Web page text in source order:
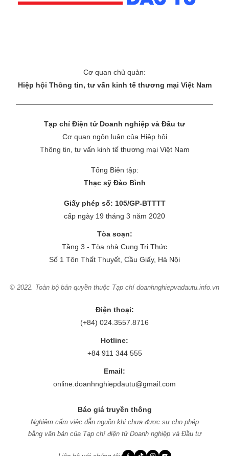
Cơ quan chủ quản:
Hiệp hội Thông tin, tư vấn kinh tế thương mại Việt Nam
Tạp chí Điện tử Doanh nghiệp và Đầu tư
Cơ quan ngôn luận của Hiệp hội
Thông tin, tư vấn kinh tế thương mại Việt Nam
Tổng Biên tập:
Thạc sỹ Đào Bình
Giấy phép số: 105/GP-BTTTT
cấp ngày 19 tháng 3 năm 2020
Tòa soạn:
Tầng 3 - Tòa nhà Cung Tri Thức
Số 1 Tôn Thất Thuyết, Cầu Giấy, Hà Nội
© 2022. Toàn bộ bản quyền thuộc Tạp chí doanhnghiepvadautu.info.vn
Điện thoại:
(+84) 024.3557.8716
Hotline:
+84 911 344 555
Email:
online.doanhnghiepdautu@gmail.com
Báo giá truyền thông
Nghiêm cấm việc dẫn nguồn khi chưa được sự cho phép
bằng văn bản của Tạp chí điện tử Doanh nghiệp và Đầu tư